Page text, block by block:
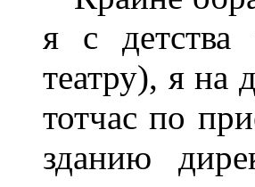
я с детства
театру), я на
тотчас по
зданию